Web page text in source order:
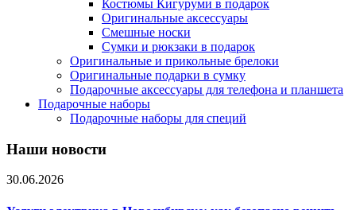
Костюмы Кигуруми в подарок
Оригинальные аксессуары
Смешные носки
Сумки и рюкзаки в подарок
Оригинальные и прикольные брелоки
Оригинальные подарки в сумку
Подарочные аксессуары для телефона и планшета
Подарочные наборы
Подарочные наборы для специй
Наши новости
30.06.2026